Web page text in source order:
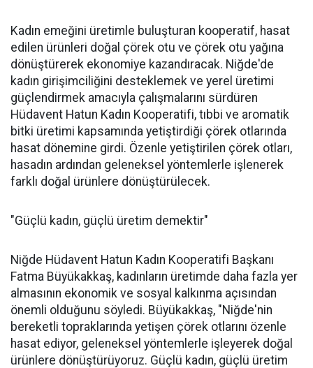
Kadın emeğini üretimle buluşturan kooperatif, hasat
edilen ürünleri doğal çörek otu ve çörek otu yağına
dönüştürerek ekonomiye kazandıracak. Niğde'de
kadın girişimciliğini desteklemek ve yerel üretimi
güçlendirmek amacıyla çalışmalarını sürdüren
Hüdavent Hatun Kadın Kooperatifi, tıbbi ve aromatik
bitki üretimi kapsamında yetiştirdiği çörek otlarında
hasat dönemine girdi. Özenle yetiştirilen çörek otları,
hasadın ardından geleneksel yöntemlerle işlenerek
farklı doğal ürünlere dönüştürülecek.
"Güçlü kadın, güçlü üretim demektir"
Niğde Hüdavent Hatun Kadın Kooperatifi Başkanı
Fatma Büyükakkaş, kadınların üretimde daha fazla yer
almasının ekonomik ve sosyal kalkınma açısından
önemli olduğunu söyledi. Büyükakkaş, "Niğde'nin
bereketli topraklarında yetişen çörek otlarını özenle
hasat ediyor, geleneksel yöntemlerle işleyerek doğal
ürünlere dönüştürüyoruz. Güçlü kadın, güçlü üretim